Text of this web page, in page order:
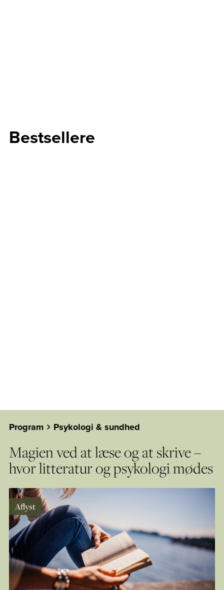
Bestsellere
Program Psykologi & sundhed
Magien ved at læse og at skrive –
hvor litteratur og psykologi mødes
Aflyst